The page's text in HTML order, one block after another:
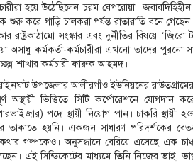
হয়ে উঠেছিলেন চরম বেপরোয়া।
শুরু করে গাড়ি চালকরা পর্যন্ত রাতারাতি বনে
রাষ্ট্রকাঠামো সংস্কার এবং দুর্নীতির বিষয়ে
অসাধু কর্মকর্তা-কর্মচারীরা এখনো তাদের পুরনো
শাখার কর্মচারী ফারুক আহমদ।
উপজেলার আলীরগাঁও ইউনিয়নের
অস্থায়ী ভিত্তিতে সিটি কর্পোরেশনে যোগদান
পদে স্থায়ী নিয়োগ পান। চাকরি
তাকাতে হয়নি। একজন সাধারণ পরিদর্শকের
গল্পকেও। অনুসন্ধানে বেরিয়ে এসেছে এক
এই সিন্ডিকেটের মাধ্যমে তিনি নিজের ভাই,